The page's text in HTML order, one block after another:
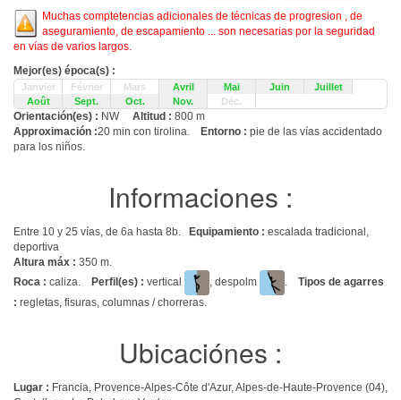
Muchas comptetencias adicionales de técnicas de progresion , de
aseguramiento, de escapamiento ... son necesarias por la seguridad
en vías de varios largos.
Mejor(es) época(s) :
Janvier Février Mars Avril Mai Juin
Juillet
Août
Sept. Oct. Nov. Déc.
Orientación(es) : NW Altitud : 800 m
Approximación :20 min con tirolina. Entorno : pie de las vías accidentado
para los niños.
Informaciones :
Entre 10 y 25 vías, de 6a hasta 8b. Equipamiento : escalada tradicional,
deportiva
Altura máx : 350 m.
Roca : caliza. Perfil(es) : vertical , despolm . Tipos de agarres
: regletas, fisuras, columnas / chorreras.
Ubicaciónes :
Lugar : Francia, Provence-Alpes-Côte d'Azur, Alpes-de-Haute-Provence (04),